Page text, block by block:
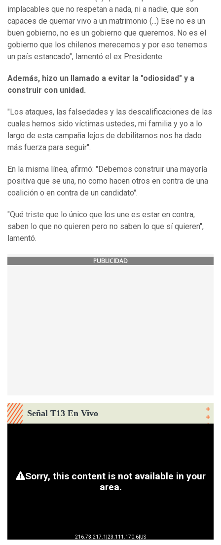
implacables que no respetan a nada, ni a nadie, que son
capaces de quemar vivo a un matrimonio (...) Ese no es un
buen gobierno, no es un gobierno que queremos. No es el
gobierno que los chilenos merecemos y por eso tenemos
un país estancado", lamentó el ex Presidente.
Además, hizo un llamado a evitar la "odiosidad" y a
construir con unidad.
"Los ataques, las falsedades y las descalificaciones de las
cuales hemos sido víctimas ustedes, mi familia y yo a lo
largo de esta campaña lejos de debilitarnos nos ha dado
más fuerza para seguir".
En la misma línea, afirmó: "Debemos construir una mayoría
positiva que se una, no como hacen otros en contra de una
coalición o en contra de un candidato".
"Qué triste que lo único que los une es estar en contra,
saben lo que no quieren pero no saben lo que sí quieren",
lamentó.
PUBLICIDAD
Señal T13 En Vivo